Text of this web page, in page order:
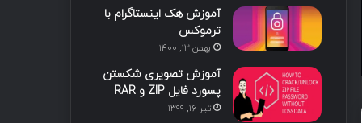
ی
ن
ب
ا
گ
ر
م
آموزش هک اینستاگرام با
ترموکس
بهمن ۱۳, ۱۴۰۰
آموزش تصویری شکستن
پسورد فایل ZIP و RAR
تیر ۱۶, ۱۳۹۹